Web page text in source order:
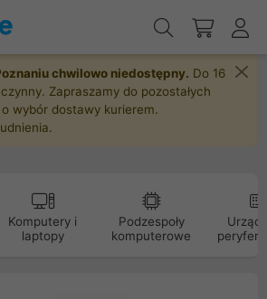
chwilowo niedostępny. Do 16
Zapraszamy do pozostałych
wybór dostawy kurierem.
Komputery i
laptopy
Podzespoły
komputerowe